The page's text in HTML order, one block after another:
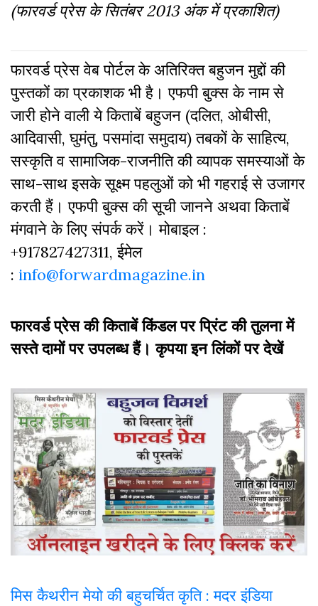
(फारवर्ड प्रेस के सितंबर 2013 अंक में प्रकाशित)
फारवर्ड प्रेस वेब पोर्टल के अतिरिक्‍त बहुजन मुद्दों की
पुस्‍तकों का प्रकाशक भी है। एफपी बुक्‍स के नाम से
जारी होने वाली ये किताबें बहुजन (दलित, ओबीसी,
आदिवासी, घुमंतु, पसमांदा समुदाय) तबकों के साहित्‍य,
सस्‍क‍ृति व सामाजिक-राजनीति की व्‍यापक समस्‍याओं के
साथ-साथ इसके सूक्ष्म पहलुओं को भी गहराई से उजागर
करती हैं। एफपी बुक्‍स की सूची जानने अथवा किताबें
मंगवाने के लिए संपर्क करें। मोबाइल :
+917827427311, ईमेल
: info@forwardmagazine.in
फारवर्ड प्रेस की किताबें किंडल पर प्रिंट की तुलना में
सस्ते दामों पर उपलब्ध हैं। कृपया इन लिंकों पर देखें
मिस कैथरीन मेयो की बहुचर्चित कृति : मदर इंडिया